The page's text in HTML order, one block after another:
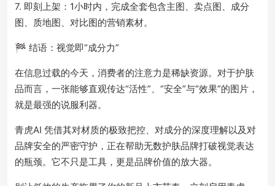
7. 即刻上架：1小时内，完成全套包含主图、卖点图、成分
图、质地图、对比图的营销素材。
🏁 结语：视觉即“成分力”
在信息过载的今天，消费者的注意力是稀缺资源。对于护肤
品而言，一张能够直观传达“活性”、“安全”与“效果”的图片，
就是最强的说服利器。
青虎AI 凭借其对材质的极致把控、对成分的深度理解以及对
品牌安全的严密守护，正在帮助无数护肤品牌打破视觉表达
的瓶颈。它不只是工具，更是品牌价值的放大器。